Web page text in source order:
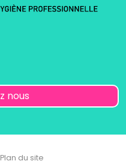
nous
Plan du site